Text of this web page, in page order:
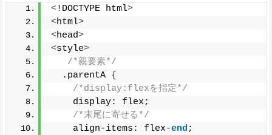
<!DOCTYPE html>
<html>
<head>
<style>
/*親要素*/
  .parentA
{
/*display:flexを指定*/
    display: flex;
/*末尾に寄せる*/
    align-items: flex-
end ;